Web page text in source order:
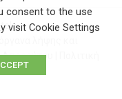
λήψης και
Απορρήτου
consent to the use
visit Cookie Settings